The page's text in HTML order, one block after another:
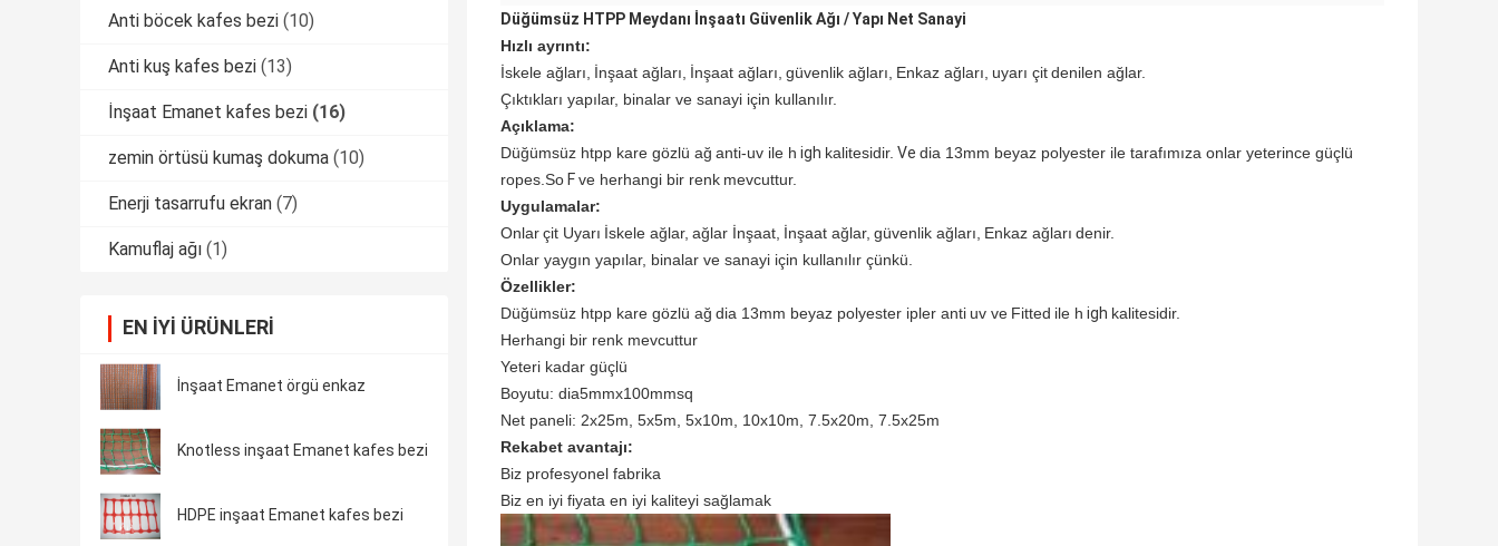
Anti böcek kafes bezi (10)
Anti kuş kafes bezi (13)
İnşaat Emanet kafes bezi (16)
zemin örtüsü kumaş dokuma (10)
Enerji tasarrufu ekran (7)
Kamuflaj ağı (1)
EN IYI ÜRÜNLERI
İnşaat Emanet örgü enkaz
Knotless inşaat Emanet kafes bezi
HDPE inşaat Emanet kafes bezi
Düğümsüz HTPP Meydanı İnşaatı Güvenlik Ağı / Yapı Net Sanayi
Hızlı ayrıntı:
İskele ağları, İnşaat ağları, İnşaat ağları, güvenlik ağları, Enkaz ağları, uyarı çitdenilen ağlar.
Çıktıkları yapılar, binalar ve sanayi için kullanılır.
Açıklama:
Düğümsüz htpp kare gözlü ağ anti-uv ile h igh kalitesidir. Ve dia 13mm beyaz polyester ile tarafımıza onlar yeterince güçlü
ropes.So Fve herhangi bir renk mevcuttur.
Uygulamalar:
Onlarçit Uyarı İskele ağlar, ağlar İnşaat, İnşaat ağlar, güvenlik ağları, Enkaz ağları denir.
Onlar yaygın yapılar, binalar ve sanayi için kullanılır çünkü.
Özellikler:
Düğümsüz htpp kare gözlü ağ dia 13mm beyaz polyester ipler anti uv ve Fitted ile h igh kalitesidir.
Herhangi bir renk mevcuttur
Yeteri kadar güçlü
Boyutu: dia5mmx100mmsq
Net paneli: 2x25m, 5x5m, 5x10m, 10x10m, 7.5x20m, 7.5x25m
Rekabet avantajı:
Biz profesyonel fabrika
Biz en iyi fiyata en iyi kaliteyi sağlamak